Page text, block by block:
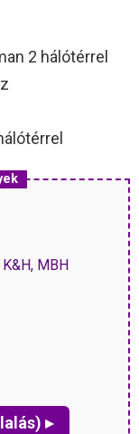
2 hálótérrel
MBH
▸